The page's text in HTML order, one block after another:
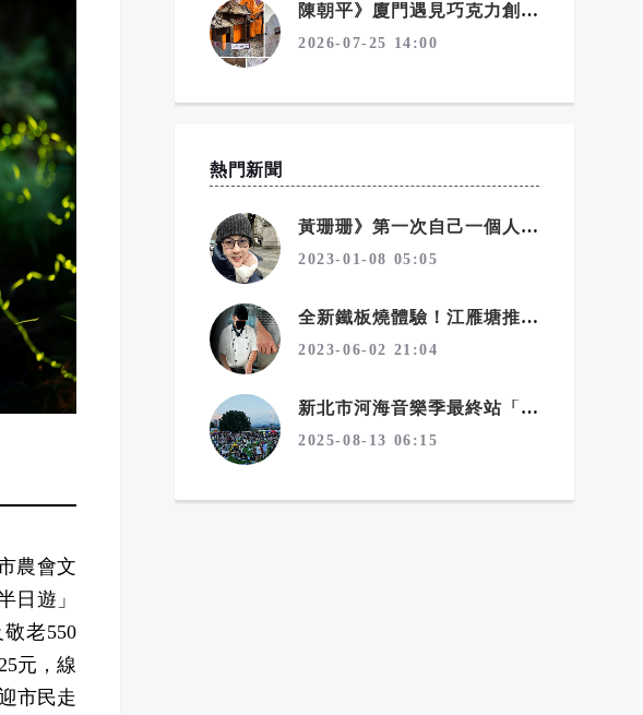
農會文
日遊」
老550
元，線
市民走
陳朝平》廈門遇見巧克力創意行銷
2026-07-25 14:00
熱門新聞
黃珊珊》第一次自己一個人到異鄉長住
2023-01-08 05:05
全新鐵板燒體驗！江雁塘推「高級牛排吃到飽」，給饕客最豪華的味蕾享受
2023-06-02 21:04
新北市河海音樂季最終站「新北大都會公園舞台」8/23-24登場
2025-08-13 06:15